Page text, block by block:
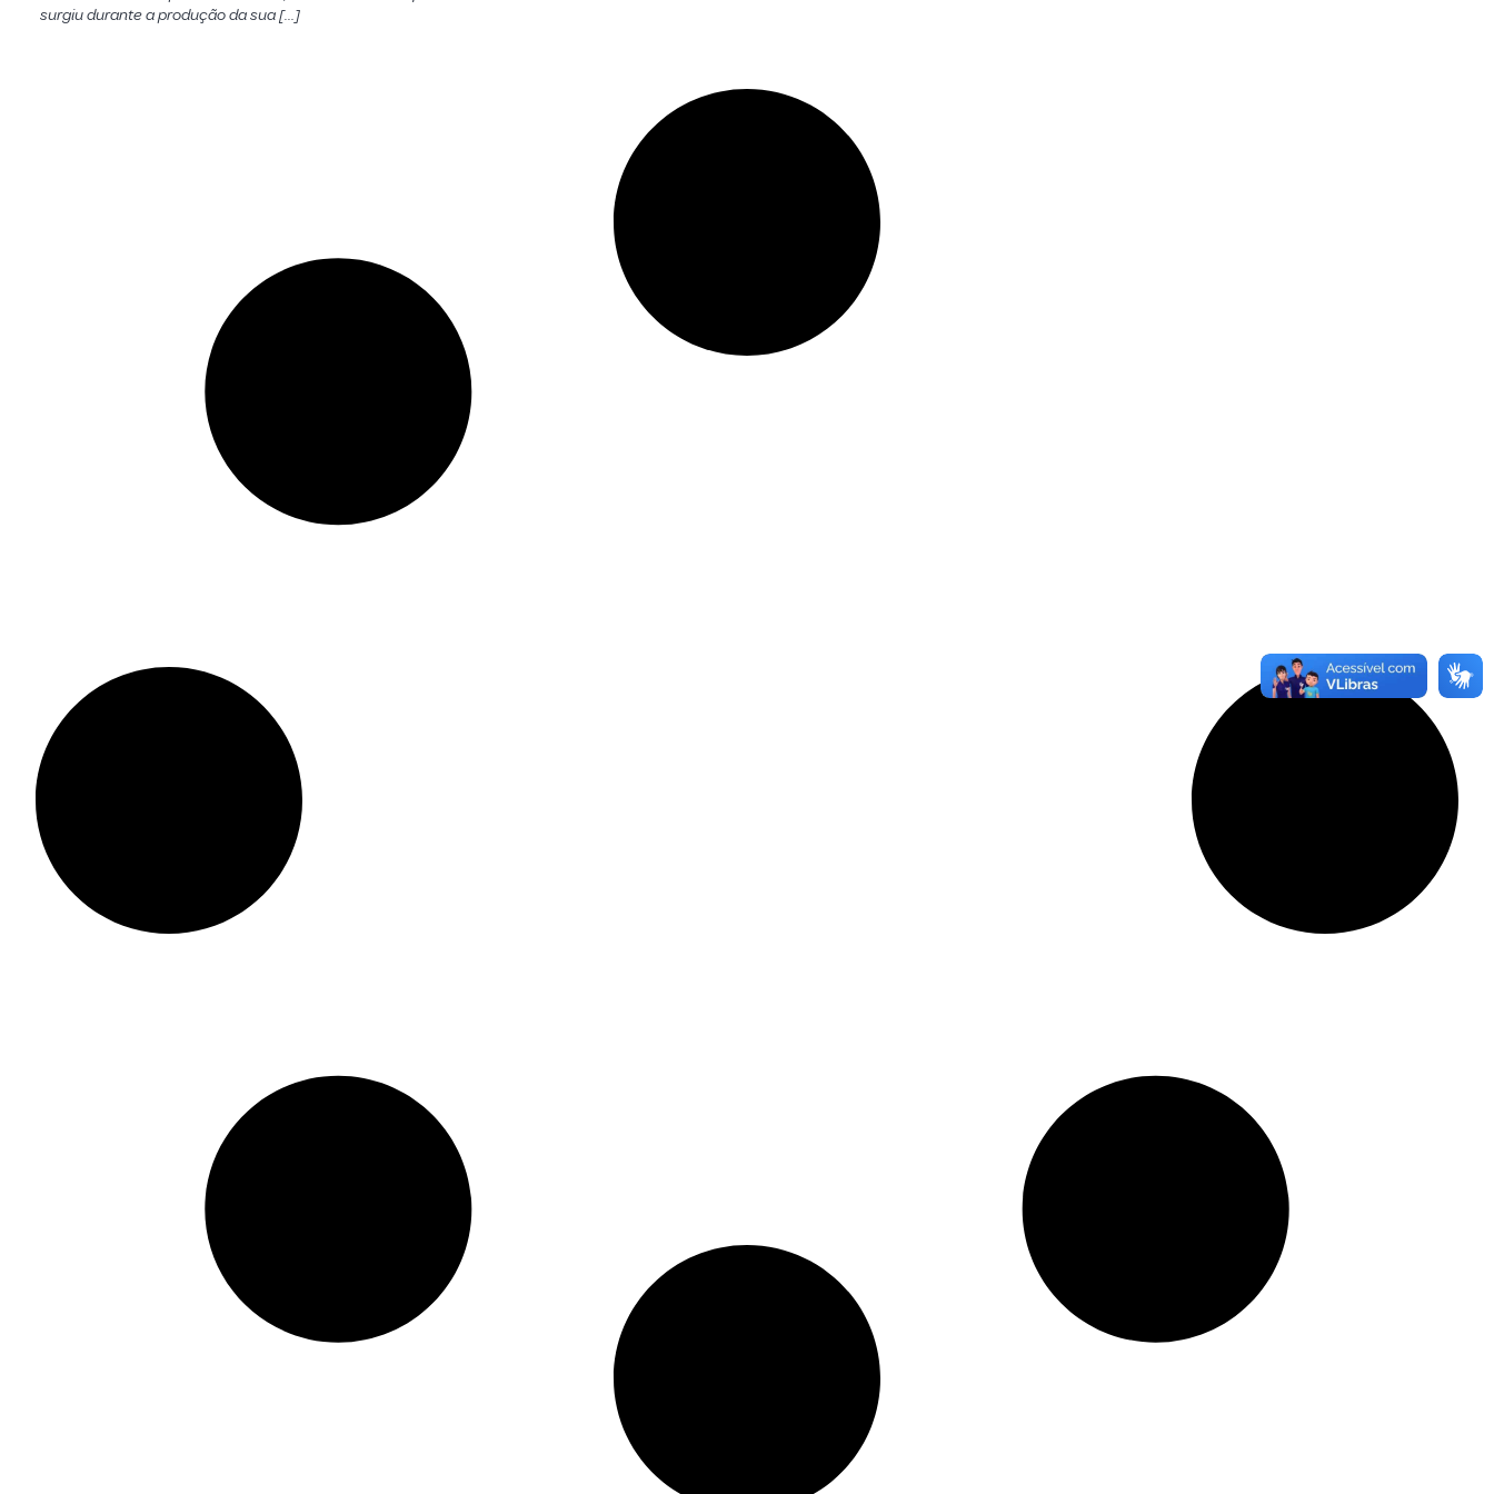
surgiu durante a produção da sua […]